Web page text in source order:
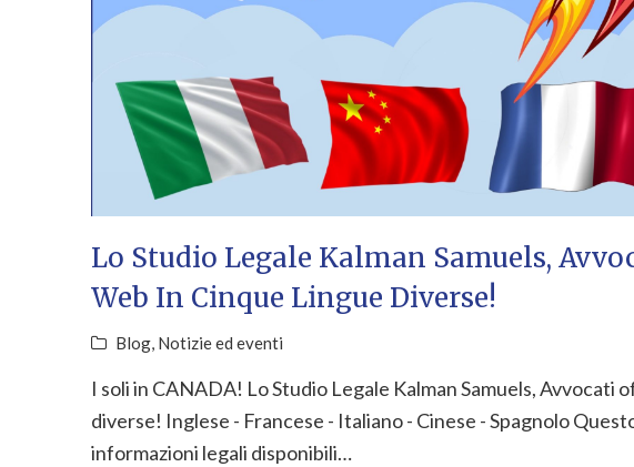
Lo Studio Legale Kalman Samuels,
Web In Cinque Lingue Diverse!
Blog, Notizie ed eventi
I soli in CANADA! Lo Studio Legale Kalman Samuels, Avvocati
diverse! Inglese - Francese - Italiano - Cinese - Spagnolo
informazioni legali disponibili…